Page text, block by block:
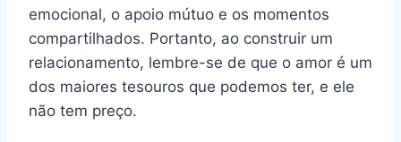
emocional, o apoio mútuo e os momentos
compartilhados. Portanto, ao construir um
relacionamento, lembre-se de que o amor é um
dos maiores tesouros que podemos ter, e ele
não tem preço.